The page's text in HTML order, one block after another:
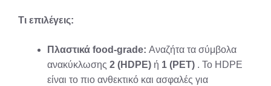
Τι επιλέγεις:
Πλαστικά food-grade: Αναζήτα τα σύμβολα
ανακύκλωσης 2 (HDPE) ή 1 (PET) . Το HDPE
είναι το πιο ανθεκτικό και ασφαλές για